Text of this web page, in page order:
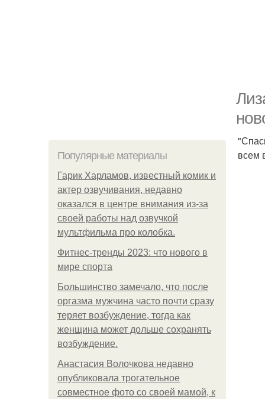
Популярные материалы
Гарик Харламов, известный комик и
актер озвучивания, недавно
оказался в центре внимания из-за
своей работы над озвучкой
мультфильма про колобка.
Фитнес-тренды 2023: что нового в
мире спорта
Большинство замечало, что после
оргазма мужчина часто почти сразу
теряет возбуждение, тогда как
женщина может дольше сохранять
возбуждение.
Анастасия Волочкова недавно
опубликовала трогательное
совместное фото со своей мамой, к
всем